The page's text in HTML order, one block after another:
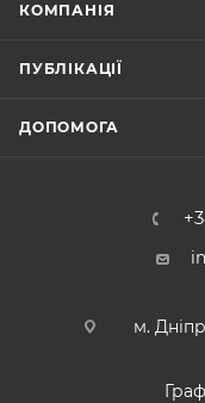
КОМПАНІЯ
ПУБЛІКАЦІЇ
ДОПОМОГА
м.